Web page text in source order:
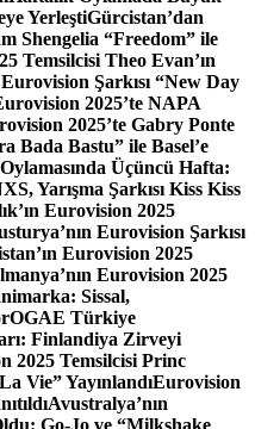
YerleştiGürcistan’dan
Shengelia “Freedom” ile
Temsilcisi Theo Evan’ın
Şarkısı “New Day
2025’te NAPA
2025’te Gabry Ponte
Bada Bastu” ile Basel’e
Üçüncü Hafta:
Yarışma Şarkısı Kiss Kiss
Eurovision 2025
Eurovision Şarkısı
Eurovision 2025
Eurovision 2025
Sissal,
OGAE Türkiye
Finlandiya Zirveyi
2025 Temsilcisi Princ
Vie” YayınlandıEurovision
Avustralya’nın
Go-Jo ve “Milkshake